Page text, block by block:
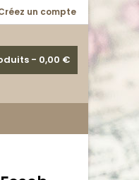
un compte
- 0,00 €